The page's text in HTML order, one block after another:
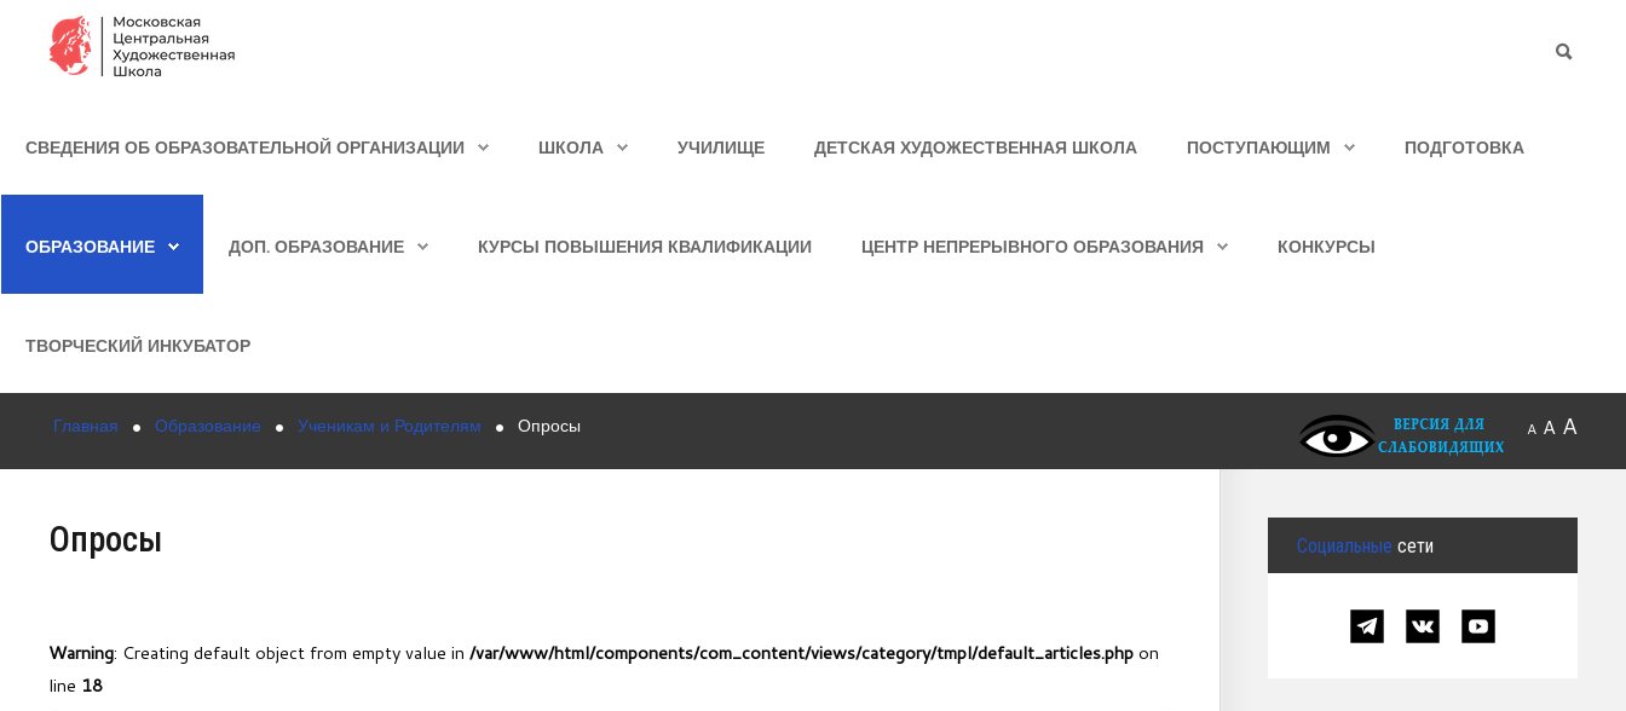
Образование
Курсы повышения квалификации
Конкурсы
Творческий инкубатор
ИСКАТЬ...
СВЕДЕНИЯ ОБ ОБРАЗОВАТЕЛЬНОЙ ОРГАНИЗАЦИИ ШКОЛА УЧИЛИЩЕ ДЕТСКАЯ ХУДОЖЕСТВЕННАЯ ШКОЛА ПОСТУПАЮЩИМ ПОДГОТОВКА
ОБРАЗОВАНИЕ ДОП. ОБРАЗОВАНИЕ КУРСЫ ПОВЫШЕНИЯ КВАЛИФИКАЦИИ ЦЕНТР НЕПРЕРЫВНОГО ОБРАЗОВАНИЯ КОНКУРСЫ
ТВОРЧЕСКИЙ ИНКУБАТОР
Главная Образование Ученикам и Родителям Опросы A A A
Опросы
Warning: Creating default object from empty value in /var/www/html/components/com_content/views/category/tmpl/default_articles.phpon
line 18
Социальные сети